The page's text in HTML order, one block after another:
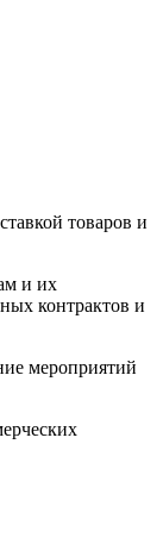
товаров и
и их
контрактов и
мероприятий